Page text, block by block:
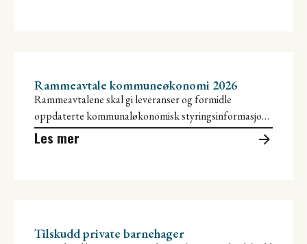
Rammeavtale kommuneøkonomi 2026
Rammeavtalene skal gi leveranser og formidle
oppdaterte kommunaløkonomisk styringsinformasjon
til de deltakende kommunene.
Les mer
Tilskudd private barnehager